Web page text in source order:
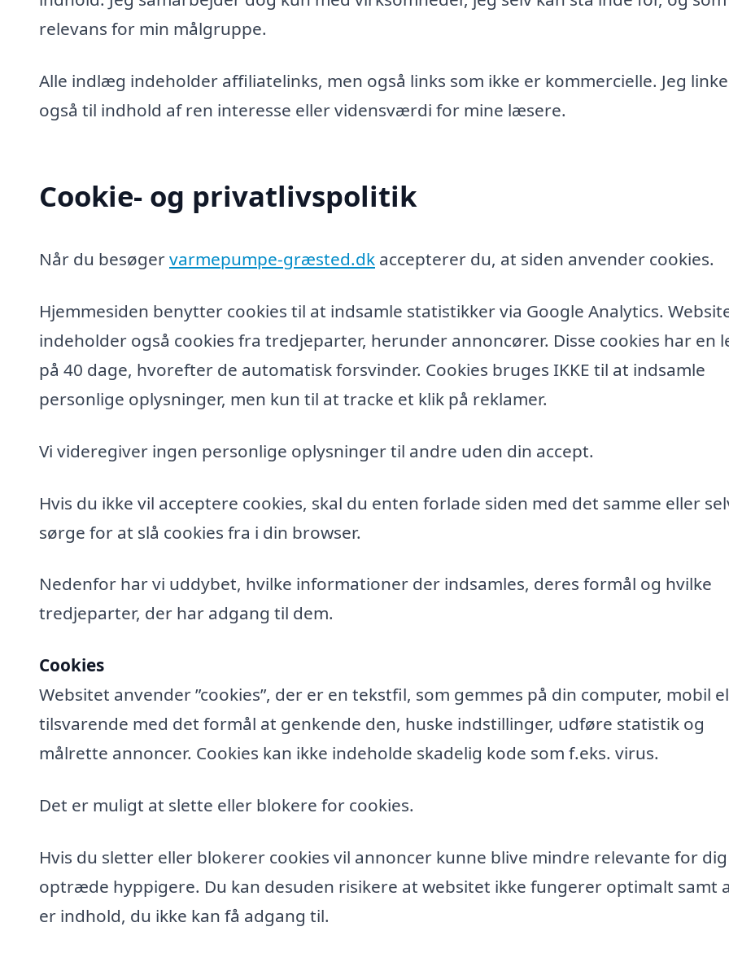
relevans for min målgruppe.
Alle indlæg indeholder affiliatelinks, men også links som ikke er kommercielle. Jeg
også til indhold af ren interesse eller vidensværdi for mine læsere.
Cookie- og privatlivspolitik
Når du besøgervarmepumpe-græsted.dk accepterer du, at siden anvender cookies.
Hjemmesiden benytter cookies til at indsamle statistikker via Google Analytics.
indeholder også cookies fra tredjeparter, herunder annoncører. Disse cookies har en
på 40 dage, hvorefter de automatisk forsvinder. Cookies bruges IKKE til at indsamle
personlige oplysninger, men kun til at tracke et klik på reklamer.
Vi videregiver ingen personlige oplysninger til andre uden din accept.
Hvis du ikke vil acceptere cookies, skal du enten forlade siden med det samme eller
sørge for at slå cookies fra i din browser.
Nedenfor har vi uddybet, hvilke informationer der indsamles, deres formål og hvilke
tredjeparter, der har adgang til dem.
Cookies
Websitet anvender ”cookies”, der er en tekstfil, som gemmes på din computer, mobil
tilsvarende med det formål at genkende den, huske indstillinger, udføre statistik og
målrette annoncer. Cookies kan ikke indeholde skadelig kode som f.eks. virus.
Det er muligt at slette eller blokere for cookies.
Hvis du sletter eller blokerer cookies vil annoncer kunne blive mindre relevante for
optræde hyppigere. Du kan desuden risikere at websitet ikke fungerer optimalt samt
er indhold, du ikke kan få adgang til.